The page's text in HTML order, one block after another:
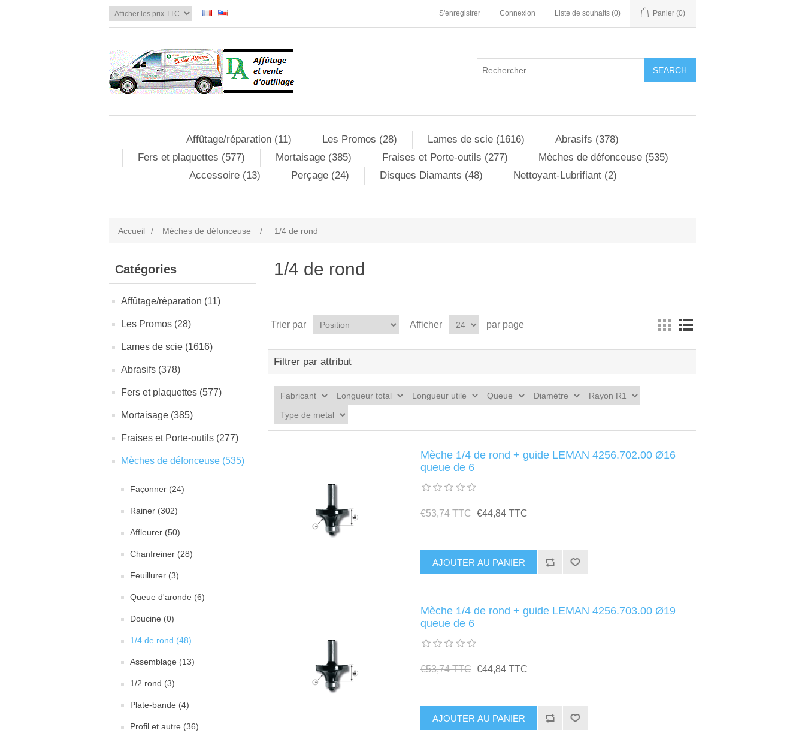
S'enregistrer Connexion Liste de souhaits (0) Panier (0)
Affûtage/réparation (11) Les Promos (28) Lames de scie (1616)
Abrasifs (378)
Fers et plaquettes (577)
Mortaisage (385) Fraises et Porte-outils (277)
Mèches de défonceuse (535)
Accessoire (13)
Perçage (24) Disques Diamants (48) Nettoyant-Lubrifiant (2)
Accueil / Mèches de défonceuse / 1/4 de rond
Catégories
Affûtage/réparation (11)
Les Promos (28)
Lames de scie (1616)
Abrasifs (378)
Fers et plaquettes (577)
Mortaisage (385)
Fraises et Porte-outils (277)
Mèches de défonceuse (535)
Façonner (24)
Rainer (302)
Affleurer (50)
Chanfreiner (28)
Feuillurer (3)
Queue d'aronde (6)
Doucine (0)
1/4 de rond (48)
Assemblage (13)
1/2 rond (3)
Plate-bande (4)
Profil et autre (36)
1/4 de rond
Trier par Afficher par page
Filtrer par attribut
Mèche 1/4 de rond + guide LEMAN 4256.702.00 Ø16
queue de 6
€53,74 TTC €44,84 TTC
Mèche 1/4 de rond + guide LEMAN 4256.703.00 Ø19
queue de 6
€53,74 TTC €44,84 TTC